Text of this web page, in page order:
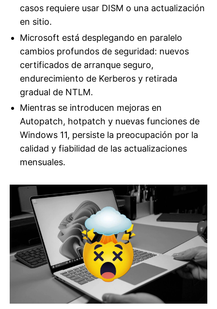
casos requiere usar DISM o una actualización
en sitio.
Microsoft está desplegando en paralelo
cambios profundos de seguridad: nuevos
certificados de arranque seguro,
endurecimiento de Kerberos y retirada
gradual de NTLM.
Mientras se introducen mejoras en
Autopatch, hotpatch y nuevas funciones de
Windows 11, persiste la preocupación por la
calidad y fiabilidad de las actualizaciones
mensuales.